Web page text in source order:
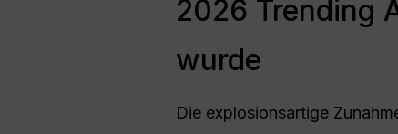
2026 Trending
wurde
Die explosionsartige